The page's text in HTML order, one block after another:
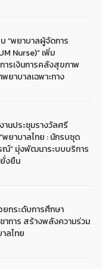
“พยาบาลผู้จัดการ
Nurse)” เพิ่ม
ารเงินการคลังสุขภาพ
ยาบาลเฉพาะทาง
นประชุมรางวัลศรี
ยาบาลไทย : นักรบชุด
ณ์” มุ่งพัฒนาระบบบริการ
งยืน
กระดับการศึกษา
าการ สร้างพลังความร่วม
ลไทย